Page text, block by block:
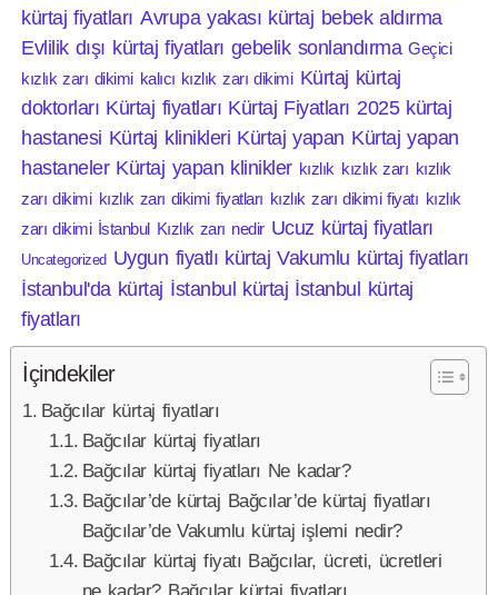
kürtaj fiyatları Avrupa yakası kürtaj bebek aldırma
Evlilik dışı kürtaj fiyatları gebelik sonlandırma Geçici
kızlık zarı dikimi kalıcı kızlık zarı dikimi Kürtaj kürtaj
doktorları Kürtaj fiyatları Kürtaj Fiyatları 2025 kürtaj
hastanesi Kürtaj klinikleri Kürtaj yapan Kürtaj yapan
hastaneler Kürtaj yapan klinikler kızlık kızlık zarı kızlık
zarı dikimi kızlık zarı dikimi fiyatları kızlık zarı dikimi fiyatı kızlık
zarı dikimi İstanbul Kızlık zarı nedir Ucuz kürtaj fiyatları
Uncategorized Uygun fiyatlı kürtaj Vakumlu kürtaj fiyatları
İstanbul'da kürtaj İstanbul kürtaj İstanbul kürtaj
fiyatları
İçindekiler
Bağcılar kürtaj fiyatları
Bağcılar kürtaj fiyatları
Bağcılar kürtaj fiyatları Ne kadar?
Bağcılar’de kürtaj Bağcılar’de kürtaj fiyatları
Bağcılar’de Vakumlu kürtaj işlemi nedir?
Bağcılar kürtaj fiyatı Bağcılar, ücreti, ücretleri
ne kadar? Bağcılar kürtaj fiyatları